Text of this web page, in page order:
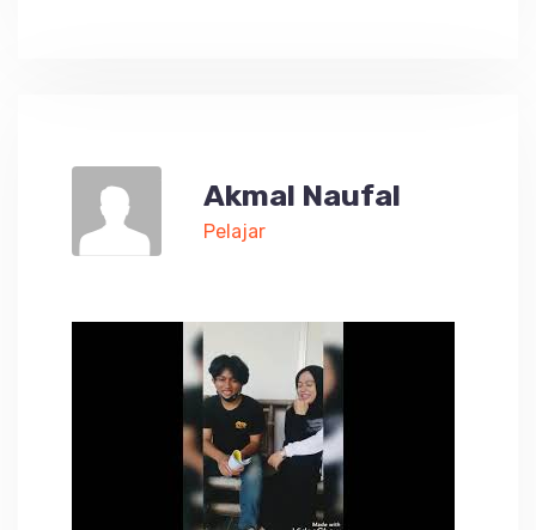
Akmal Naufal
Pelajar